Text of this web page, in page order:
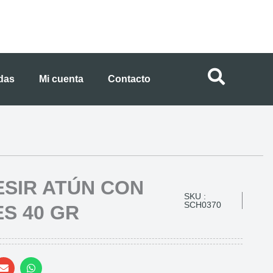
Mi cuenta Contacto
ATÚN CON
40 GR
SKU :
SCH0370